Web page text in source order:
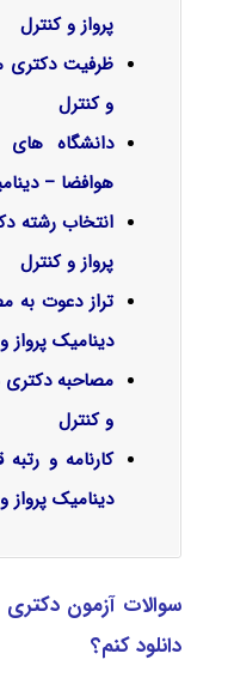
پرواز و کنترل
ظرفیت دکتری
و کنترل
دانشگاه
هوافضا –
انتخاب رشته
پرواز و کنترل
تراز دعوت به
دینامیک پرواز
مصاحبه دکتری
و کنترل
کارنامه و
دینامیک پرواز
سوالات آزمون دکتری
دانلود کنم؟